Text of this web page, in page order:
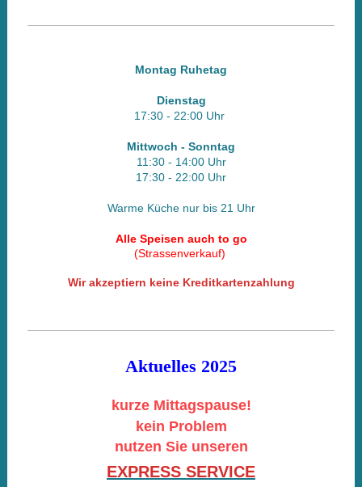
Montag Ruhetag
Dienstag
17:30 - 22:00 Uhr
Mittwoch - Sonntag
11:30 - 14:00 Uhr
17:30 - 22:00 Uhr
Warme Küche nur bis 21 Uhr
Alle Speisen auch to go
(Strassenverkauf)
Wir akzeptiern keine Kreditkartenzahlung
Aktuelles 2025
kurze Mittagspause!
kein Problem
nutzen Sie unseren
EXPRESS SERVICE